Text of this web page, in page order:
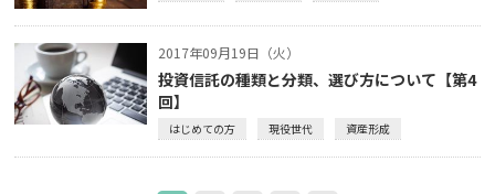
2017年09月19日（火）
投資信託の種類と分類、選び方について【第4
回】
はじめての方 現役世代 資産形成